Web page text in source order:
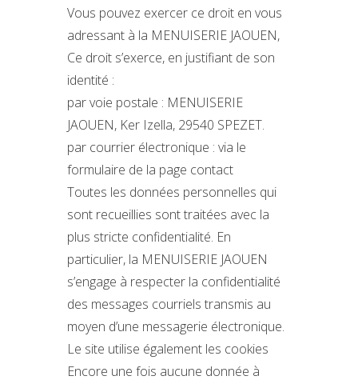
Vous pouvez exercer ce droit en vous
adressant à la MENUISERIE JAOUEN,
Ce droit s’exerce, en justifiant de son
identité :
par voie postale : MENUISERIE
JAOUEN, Ker Izella, 29540 SPEZET.
par courrier électronique : via le
formulaire de la page contact
Toutes les données personnelles qui
sont recueillies sont traitées avec la
plus stricte confidentialité. En
particulier, la MENUISERIE JAOUEN
s’engage à respecter la confidentialité
des messages courriels transmis au
moyen d’une messagerie électronique.
Le site utilise également les cookies
Encore une fois aucune donnée à